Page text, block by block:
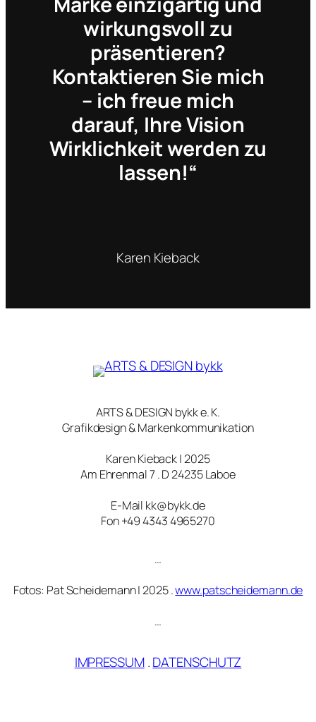
wirkungsvoll zu
präsentieren?
Kontaktieren Sie mich
– ich freue mich
darauf, Ihre Vision
Wirklichkeit werden zu
lassen!“
Karen Kieback
ARTS & DESIGN bykk e. K.
Grafikdesign & Markenkommunikation
Karen Kieback | 2025
Am Ehrenmal 7 . D 24235 Laboe
E-Mail kk@bykk.de
Fon +49 4343 4965270
…
Fotos: Pat Scheidemann | 2025 .www.patscheidemann.de
…
IMPRESSUM.DATENSCHUTZ